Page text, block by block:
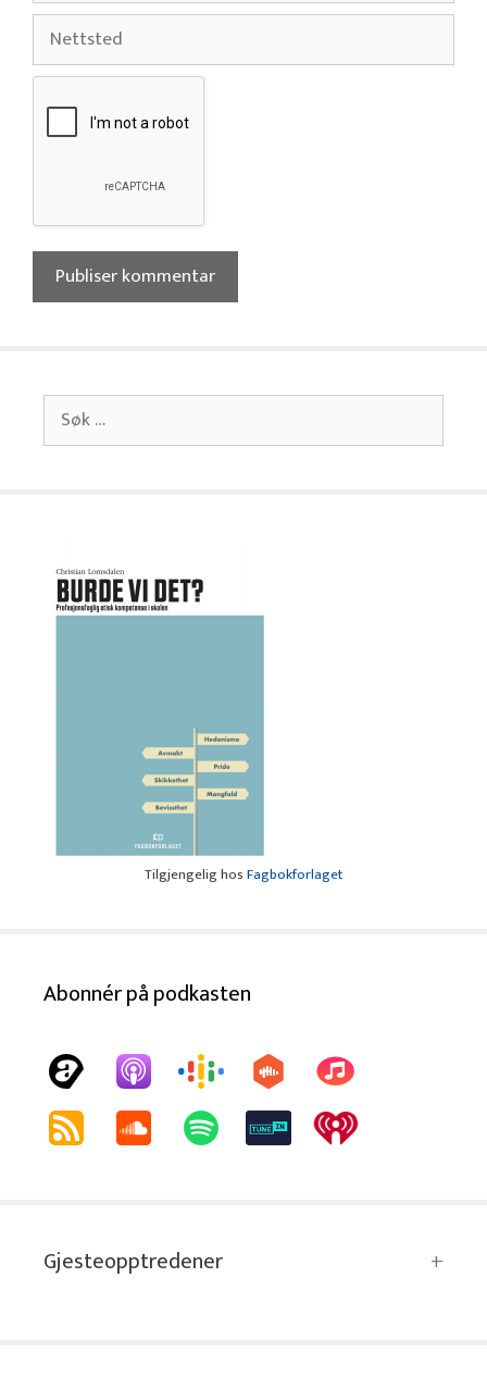
Nettsted
Søk
etter:
Tilgjengelig hosFagbokforlaget
Abonnér på podkasten
Gjesteopptredener